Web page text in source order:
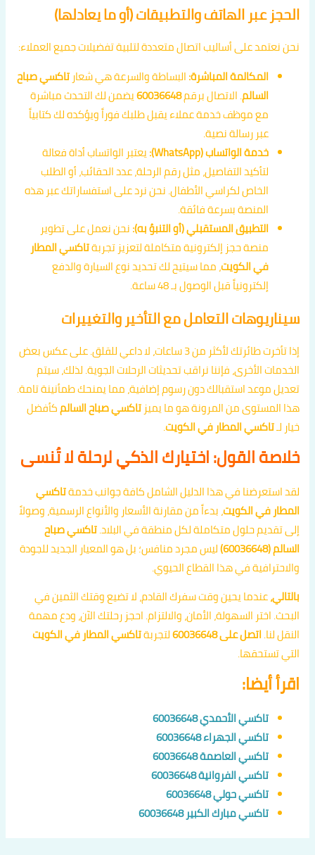
الحجز عبر الهاتف والتطبيقات (أو ما يعادلها)
نحن نعتمد على أساليب اتصال متعددة لتلبية تفضيلات جميع العملاء:
المكالمة المباشرة:البساطة والسرعة هي شعارتاكسي صباح
السالم. الاتصال برقم60036648يضمن لك التحدث مباشرة
مع موظف خدمة عملاء يقبل طلبك فوراً ويؤكده لك كتابياً
عبر رسالة نصية.
خدمة الواتساب (WhatsApp):
يعتبر الواتساب أداة فعالة
لتأكيد التفاصيل، مثل رقم الرحلة، عدد الحقائب، أو الطلب
الخاص لكراسي الأطفال. نحن نرد على استفساراتك عبر هذه
المنصة بسرعة فائقة.
التطبيق المستقبلي (أو التنبؤ به):نحن نعمل على تطوير
منصة حجز إلكترونية متكاملة لتعزيز تجربةتاكسي المطار
في الكويت، مما سيتيح لك تحديد نوع السيارة والدفع
إلكترونياً قبل الوصول بـ 48 ساعة.
سيناريوهات التعامل مع التأخير والتغييرات
إذا تأخرت طائرتك لأكثر من 3 ساعات، لا داعي للقلق. على عكس بعض
الخدمات الأخرى، فإننا نراقب تحديثات الرحلات الجوية. لذلك، سيتم
تعديل موعد استقبالك دون رسوم إضافية، مما يمنحك طمأنينة تامة.
هذا المستوى من المرونة هو ما يميزتاكسي صباح السالمكأفضل
خيار لـتاكسي المطار في الكويت.
خلاصة القول: اختيارك الذكي لرحلة لا تُنسى
لقد استعرضنا في هذا الدليل الشامل كافة جوانب خدمةتاكسي
المطار في الكويت، بدءاً من مقارنة الأسعار والأنواع الرسمية، وصولاً
إلى تقديم حلول متكاملة لكل منطقة في البلاد.تاكسي صباح
السالم (60036648)
ليس مجرد منافس؛ بل هو المعيار الجديد للجودة
والاحترافية في هذا القطاع الحيوي.
بالتالي،عندما يحين وقت سفرك القادم، لا تضيع وقتك الثمين في
البحث. اختر السهولة، الأمان، والالتزام. احجز رحلتك الآن، ودع مهمة
النقل لنا.اتصل على 60036648 لتجربةتاكسي المطار في الكويت
التي تستحقها.
اقرأ أيضا:
تاكسي الأحمدي 60036648
تاكسي الجهراء 60036648
تاكسي العاصمة 60036648
تاكسي الفروانية 60036648
تاكسي حولي 60036648
تاكسي مبارك الكبير 60036648